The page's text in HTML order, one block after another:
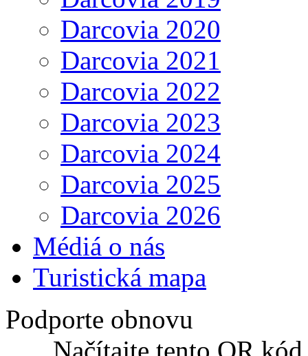
Darcovia 2020
Darcovia 2021
Darcovia 2022
Darcovia 2023
Darcovia 2024
Darcovia 2025
Darcovia 2026
Médiá o nás
Turistická mapa
Podporte obnovu
Načítajte tento QR